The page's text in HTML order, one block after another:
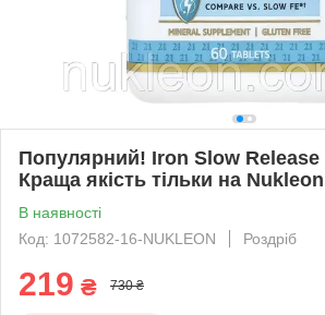
Популярний! Iron Slow Release
Краща якість тільки на
В наявності
Код: 1072582-16-NUKLEON
Роздріб
219 ₴ 730 ₴